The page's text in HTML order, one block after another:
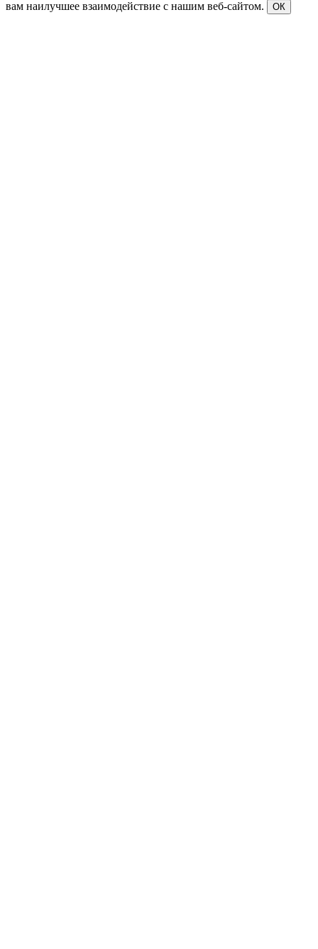
вам наилучшее взаимодействие с нашим веб-сайтом.
ОК